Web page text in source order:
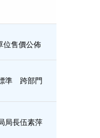
位售價公佈
準 跨部門
局長伍素萍